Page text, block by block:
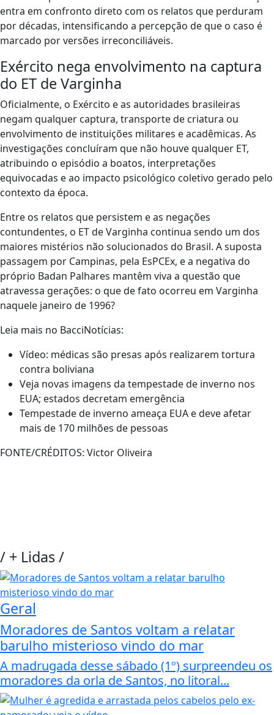
entra em confronto direto com os relatos que perduram
por décadas, intensificando a percepção de que o caso é
marcado por versões irreconciliáveis.
Exército nega envolvimento na captura
do ET de Varginha
Oficialmente, o Exército e as autoridades brasileiras
negam qualquer captura, transporte de criatura ou
envolvimento de instituições militares e acadêmicas. As
investigações concluíram que não houve qualquer ET,
atribuindo o episódio a boatos, interpretações
equivocadas e ao impacto psicológico coletivo gerado pelo
contexto da época.
Entre os relatos que persistem e as negações
contundentes, o ET de Varginha continua sendo um dos
maiores mistérios não solucionados do Brasil. A suposta
passagem por Campinas, pela EsPCEx, e a negativa do
próprio Badan Palhares mantêm viva a questão que
atravessa gerações: o que de fato ocorreu em Varginha
naquele janeiro de 1996?
Leia mais no BacciNotícias:
Vídeo: médicas são presas após realizarem tortura
contra boliviana
Veja novas imagens da tempestade de inverno nos
EUA; estados decretam emergência
Tempestade de inverno ameaça EUA e deve afetar
mais de 170 milhões de pessoas
FONTE/CRÉDITOS: Victor Oliveira
/ + Lidas/
Geral
Moradores de Santos voltam a relatar
barulho misterioso vindo do mar
A madrugada desse sábado (1º) surpreendeu os
moradores da orla de Santos, no litoral...